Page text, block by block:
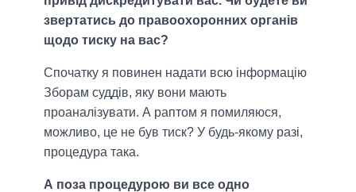
звертатись до правоохоронних органів
щодо тиску на вас?
Спочатку я повинен надати всю інформацію
Зборам суддів, яку вони мають
проаналізувати. А раптом я помиляюся,
можливо, це не був тиск? У будь-якому разі,
процедура така.
А поза процедурою ви все одно